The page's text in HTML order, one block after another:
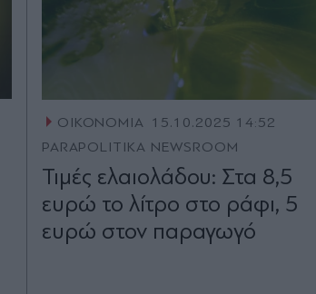
ΟΙΚΟΝΟΜΙΑ 15.10.2025 14:52
PARAPOLITIKA NEWSROOM
Τιμές ελαιολάδου: Στα 8,5
ευρώ το λίτρο στο ράφι, 5
ευρώ στον παραγωγό